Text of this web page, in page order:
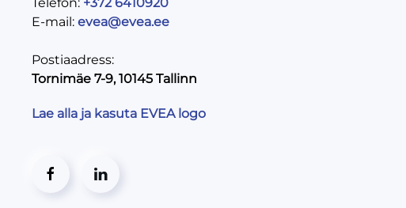
E-mail: evea@evea.ee
Postiaadress:
Tornimäe 7-9, 10145 Tallinn
Lae alla ja kasuta EVEA logo